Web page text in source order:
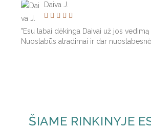
Daiva J.
    
"Esu labai dėkinga Daivai už jos vedimą
Nuostabūs atradimai ir dar
ŠIAME RINKINYJE